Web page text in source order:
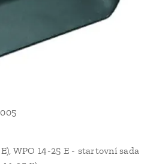
WPO 14-25 E - startovní sada